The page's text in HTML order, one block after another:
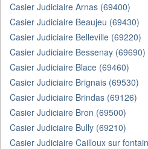
Casier Judiciaire Arnas (69400)
Casier Judiciaire Beaujeu (69430)
Casier Judiciaire Belleville (69220)
Casier Judiciaire Bessenay (69690)
Casier Judiciaire Blace (69460)
Casier Judiciaire Brignais (69530)
Casier Judiciaire Brindas (69126)
Casier Judiciaire Bron (69500)
Casier Judiciaire Bully (69210)
Casier Judiciaire Cailloux sur